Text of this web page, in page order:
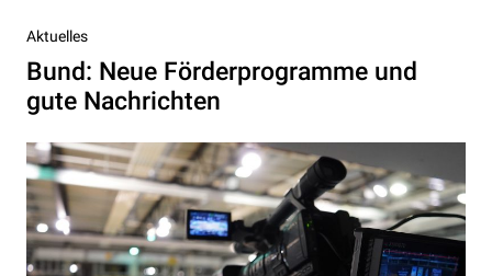
Vorheriger
Beitrag
Aktuelles
Bund: Neue Förderprogramme und
gute Nachrichten